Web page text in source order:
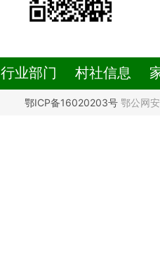
行业部门 村社信息
鄂ICP备16020203号鄂公网